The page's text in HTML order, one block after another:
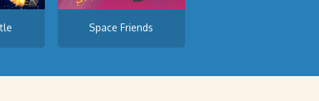
Space Friends